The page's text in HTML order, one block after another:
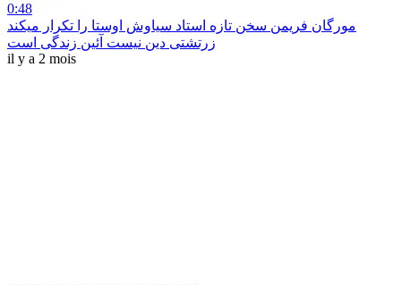
0:48
مورگان فریمن سخن تازه استاد سیاوش اوستا را تکرار میکند
زرتشتی دین نیست آئین زندگی است
il y a 2 mois